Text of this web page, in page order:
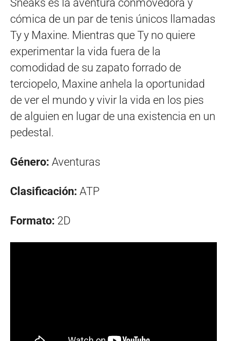
Sneaks es la aventura conmovedora y
cómica de un par de tenis únicos llamadas
Ty y Maxine. Mientras que Ty no quiere
experimentar la vida fuera de la
comodidad de su zapato forrado de
terciopelo, Maxine anhela la oportunidad
de ver el mundo y vivir la vida en los pies
de alguien en lugar de una existencia en un
pedestal.
Género: Aventuras
Clasificación: ATP
Formato: 2D